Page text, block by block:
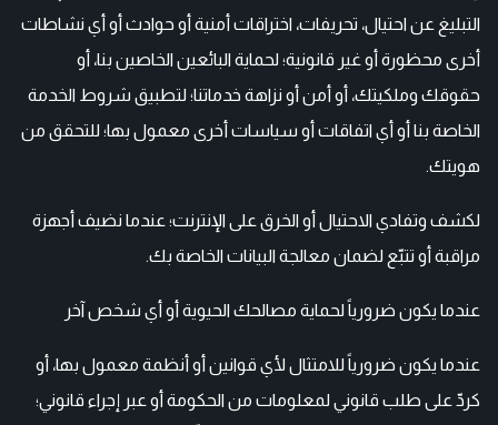
التبليغ عن احتيال، تحريفات، اختراقات أمنية أو حوادث أو أي نشاطات
أخرى محظورة أو غير قانونية؛ لحماية البائعين الخاصين بنا، أو
حقوقك وملكيتك، أو أمن أو نزاهة خدماتنا؛ لتطبيق شروط الخدمة
الخاصة بنا أو أي اتفاقات أو سياسات أخرى معمول بها؛ للتحقق من
هويتك.
لكشف وتفادي الاحتيال أو الخرق على الإنترنت؛ عندما نضيف أجهزة
مراقبة أو تتبّع لضمان معالجة البيانات الخاصة بك.
عندما يكون ضرورياً لحماية مصالحك الحيوية أو أي شخص آخر
عندما يكون ضرورياً للامتثال لأي قوانين أو أنظمة معمول بها، أو
كردّ على طلب قانوني لمعلومات من الحكومة أو عبر إجراء قانوني؛